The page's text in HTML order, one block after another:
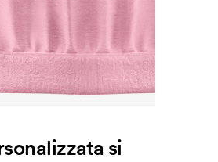
si